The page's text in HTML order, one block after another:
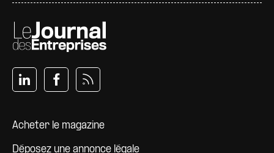
Pied de page
Acheter le magazine
Déposez une annonce légale